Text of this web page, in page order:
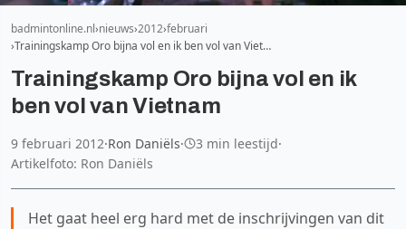
badmintonline.nl nieuws 2012 februari
Trainingskamp Oro bijna vol en ik ben vol van Viet…
Trainingskamp Oro bijna vol en ik
ben vol van Vietnam
9 februari 2012·Ron Daniëls· 3 min leestijd·
Artikelfoto: Ron Daniëls
Het gaat heel erg hard met de inschrijvingen van dit